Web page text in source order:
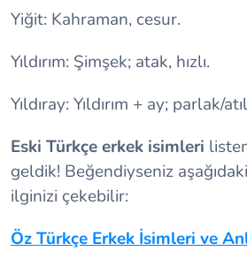
Yiğit: Kahraman, cesur.
Yıldırım: Şimşek; atak, hızlı.
Yıldıray: Yıldırım + ay; parlak/
Eski Türkçe erkek isimleri
geldik! Beğendiyseniz
ilginizi çekebilir:
Öz Türkçe Erkek İsimleri ve